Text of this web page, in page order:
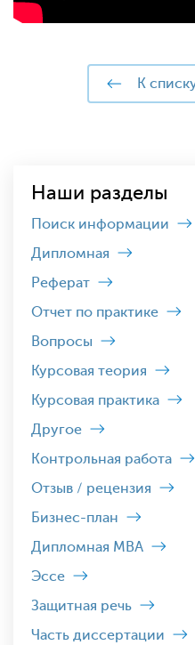
к
Наши разделы
Поиск информации
Дипломная
Реферат
Отчет по практике
Вопросы
Курсовая теория
Курсовая практика
Другое
Контрольная работа
Отзыв / рецензия
Бизнес-план
Дипломная MBA
Эссе
Защитная речь
Часть диссертации